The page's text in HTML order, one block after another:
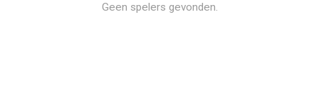
Geen spelers gevonden.